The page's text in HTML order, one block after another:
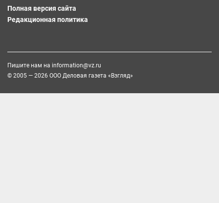
Полная версия сайта
Редакционная политика
Пишите нам на information@vz.ru
© 2005 — 2026 ООО Деловая газета «Взгляд»